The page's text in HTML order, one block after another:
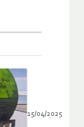
15/04/2025